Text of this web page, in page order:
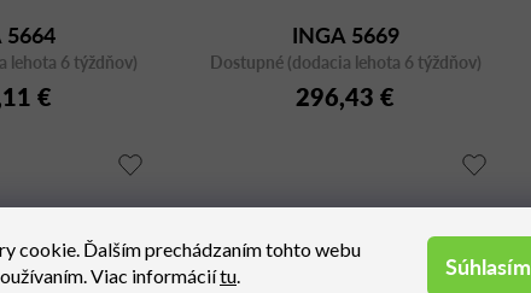
cookie. Ďalším prechádzaním tohto webu
Viac informáciítu. Súhlasím
5664
lehota 6 týždňov)
€
INGA 5669
Dostupné (dodacia lehota 6 týždňov)
296,43 €